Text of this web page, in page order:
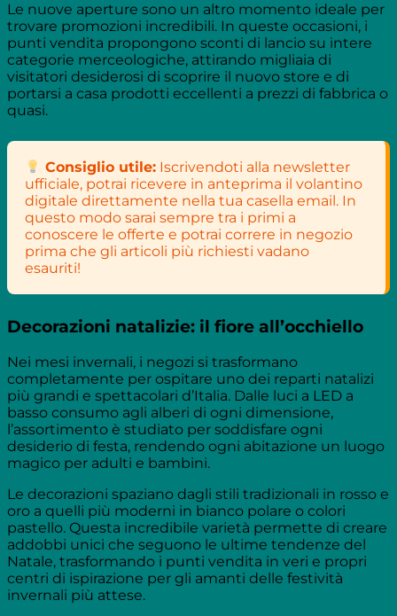
Le nuove aperture sono un altro momento ideale per
trovare promozioni incredibili. In queste occasioni, i
punti vendita propongono sconti di lancio su intere
categorie merceologiche, attirando migliaia di
visitatori desiderosi di scoprire il nuovo store e di
portarsi a casa prodotti eccellenti a prezzi di fabbrica o
quasi.
Consiglio utile: Iscrivendoti alla newsletter
ufficiale, potrai ricevere in anteprima il volantino
digitale direttamente nella tua casella email. In
questo modo sarai sempre tra i primi a
conoscere le offerte e potrai correre in negozio
prima che gli articoli più richiesti vadano
esauriti!
Decorazioni natalizie: il fiore all’occhiello
Nei mesi invernali, i negozi si trasformano
completamente per ospitare uno dei reparti natalizi
più grandi e spettacolari d’Italia. Dalle luci a LED a
basso consumo agli alberi di ogni dimensione,
l’assortimento è studiato per soddisfare ogni
desiderio di festa, rendendo ogni abitazione un luogo
magico per adulti e bambini.
Le decorazioni spaziano dagli stili tradizionali in rosso e
oro a quelli più moderni in bianco polare o colori
pastello. Questa incredibile varietà permette di creare
addobbi unici che seguono le ultime tendenze del
Natale, trasformando i punti vendita in veri e propri
centri di ispirazione per gli amanti delle festività
invernali più attese.